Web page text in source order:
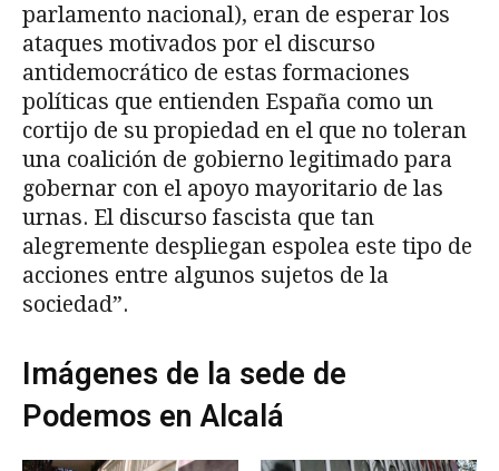
parlamento nacional), eran de esperar los
ataques motivados por el discurso
antidemocrático de estas formaciones
políticas que entienden España como un
cortijo de su propiedad en el que no toleran
una coalición de gobierno legitimado para
gobernar con el apoyo mayoritario de las
urnas. El discurso fascista que tan
alegremente despliegan espolea este tipo de
acciones entre algunos sujetos de la
sociedad”.
Imágenes de la sede de
Podemos en Alcalá